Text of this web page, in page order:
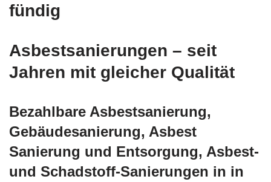
fündig
Asbestsanierungen – seit
Jahren mit gleicher Qualität
Bezahlbare Asbestsanierung,
Gebäudesanierung, Asbest
Sanierung und Entsorgung, Asbest-
und Schadstoff-Sanierungen in in